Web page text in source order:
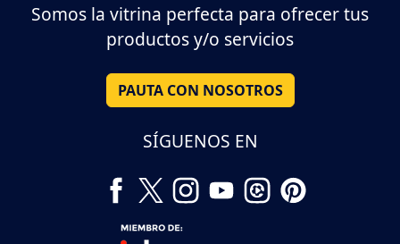
Somos la vitrina perfecta para ofrecer tus
productos y/o servicios
PAUTA CON NOSOTROS
SÍGUENOS EN